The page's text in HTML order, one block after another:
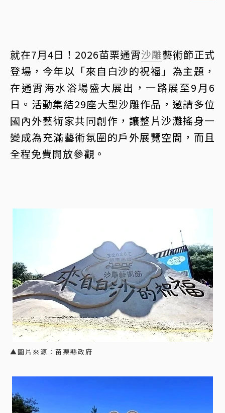
就在7月4日！2026苗栗通霄沙雕藝術節正式
登場，今年以「來自白沙的祝福」為主題，
在通霄海水浴場盛大展出，一路展至9月6
日。活動集結29座大型沙雕作品，邀請多位
國內外藝術家共同創作，讓整片沙灘搖身一
變成為充滿藝術氛圍的戶外展覽空間，而且
全程免費開放參觀。
▲圖片來源：苗栗縣政府